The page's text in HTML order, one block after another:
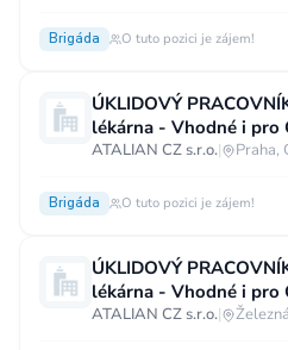
Brigáda O tuto pozici je zájem!
ÚKLIDOVÝ
lékárna - Vhodné i pro
ATALIAN CZ s.r.o.| Praha,
Brigáda O tuto pozici je zájem!
ÚKLIDOVÝ
lékárna - Vhodné i pro
ATALIAN CZ s.r.o.|
Vyšší odborné
Bakalářské
Vysokoškolské / universitní